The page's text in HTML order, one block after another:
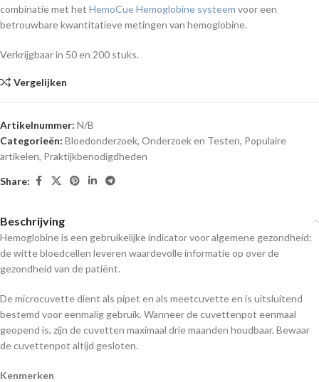
combinatie met het HemoCue Hemoglobine systeem voor een
betrouwbare kwantitatieve metingen van hemoglobine.
Verkrijgbaar in 50 en 200 stuks.
Vergelijken
Artikelnummer: N/B
Categorieën: Bloedonderzoek, Onderzoek en Testen, Populaire
artikelen, Praktijkbenodigdheden
Share:
Beschrijving
Hemoglobine is een gebruikelijke indicator voor algemene gezondheid:
de witte bloedcellen leveren waardevolle informatie op over de
gezondheid van de patiënt.
De microcuvette dient als pipet en als meetcuvette en is uitsluitend
bestemd voor eenmalig gebruik. Wanneer de cuvettenpot eenmaal
geopend is, zijn de cuvetten maximaal drie maanden houdbaar. Bewaar
de cuvettenpot altijd gesloten.
Kenmerken